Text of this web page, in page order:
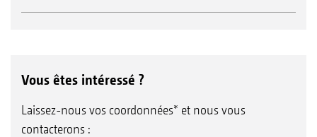
Vous êtes intéressé ?
Laissez-nous vos coordonnées* et nous vous
contacterons :